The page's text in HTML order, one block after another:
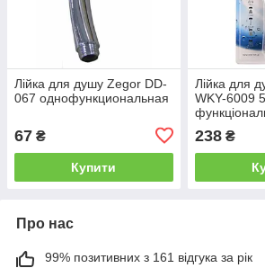
Лійка для душу Zegor DD-
067 однофункциональная
67 ₴
Купити
Лійка для
WKY-6009
238₴
Про нас
99% позитивних з 161 відгука за рік